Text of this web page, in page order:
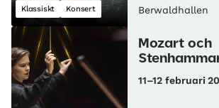
Klassiskt Konsert Berwaldhallen
Mozart och
11–12 februari